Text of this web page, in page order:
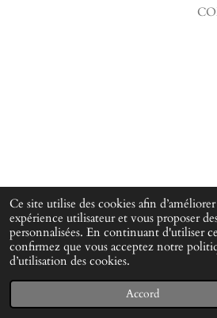
Ce site utilise des cookies afin
expérience utilisateur et vous proposer
personnalisées. En continuant d'utiliser
confirmez que vous acceptez notre
d’utilisation des cookies.
Accord
© www-mes-collections.net